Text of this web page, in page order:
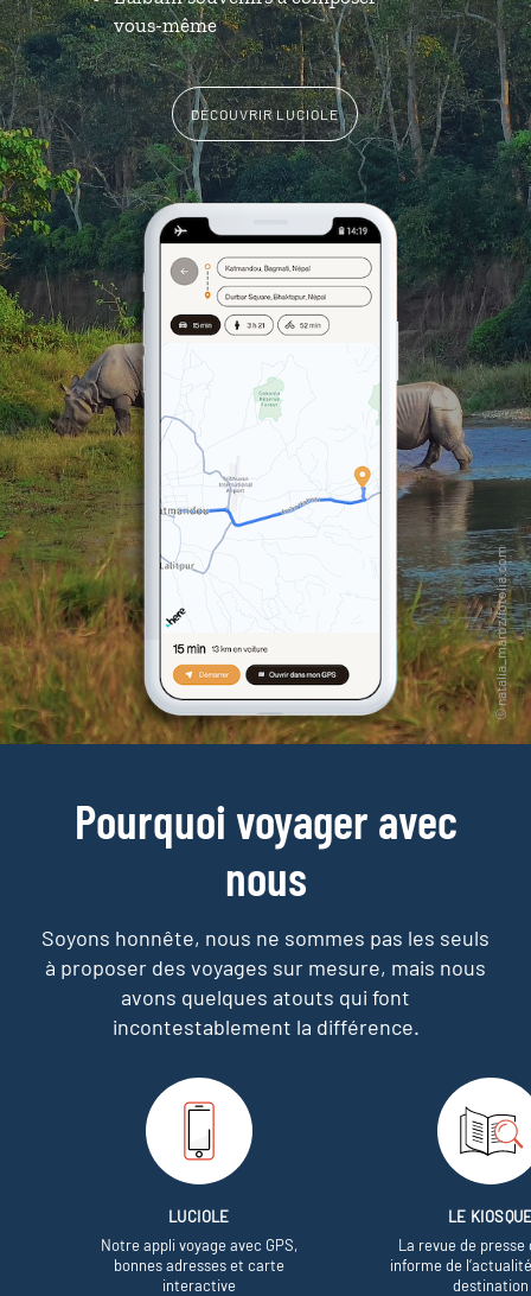
vous-même
DÉCOUVRIR LUCIOLE
Pourquoi voyager avec
nous
Soyons honnête, nous ne sommes pas les seuls
à proposer des voyages sur mesure, mais nous
avons quelques atouts qui font
incontestablement la différence.
LUCIOLE
Notre appli voyage avec GPS,
bonnes adresses et carte
interactive
LE
La revue de presse
informe de
destination